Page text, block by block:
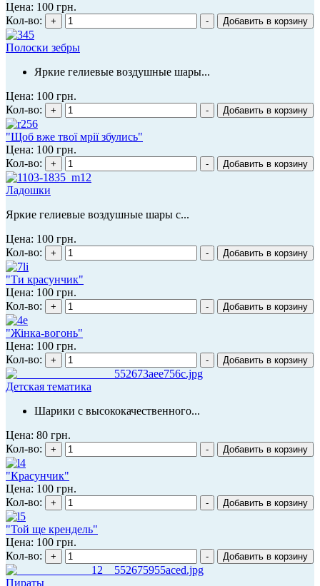
Цена: 100 грн.
Кол-во:
Полоски зебры
Яркие гелиевые воздушные шары...
Цена: 100 грн.
Кол-во:
"Щоб вже твої мрії збулись"
Цена: 100 грн.
Кол-во:
Ладошки
Яркие гелиевые воздушные шары с...
Цена: 100 грн.
Кол-во:
"Ти красунчик"
Цена: 100 грн.
Кол-во:
"Жінка-вогонь"
Цена: 100 грн.
Кол-во:
Детская тематика
Шарики с высококачественного...
Цена: 80 грн.
Кол-во:
"Красунчик"
Цена: 100 грн.
Кол-во:
"Той ще крендель"
Цена: 100 грн.
Кол-во:
Пираты